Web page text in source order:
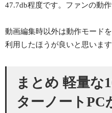
47.7db程度です。ファンの動作
動画編集時以外は動作モード
利用したほうが良いと思います
まとめ 軽量な
ターノートPC